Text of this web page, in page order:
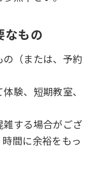
なもの
の（または、予約
験、短期教室、
雑する場合がござ
間に余裕をもっ